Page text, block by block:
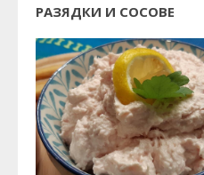
РАЗЯДКИ И СОСОВЕ